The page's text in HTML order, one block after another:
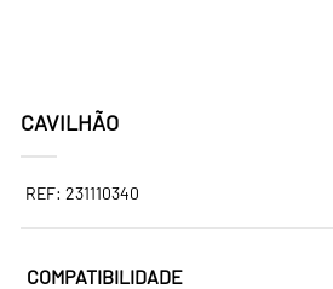
CAVILHÃO
REF: 231110340
COMPATIBILIDADE